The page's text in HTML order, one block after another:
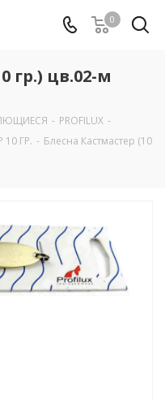
0
гр.) цв.02-м
- PROFILUX -
ГР. - Блесна Кастмастер (10